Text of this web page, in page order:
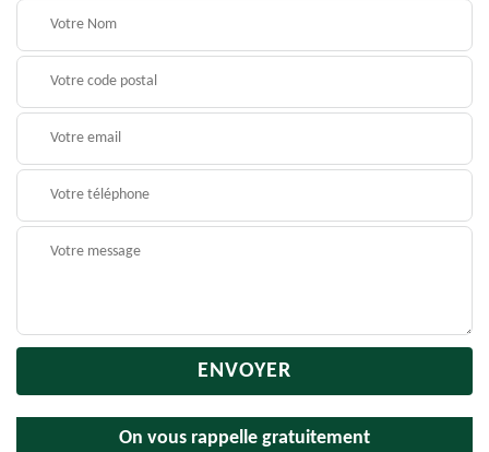
On vous rappelle gratuitement